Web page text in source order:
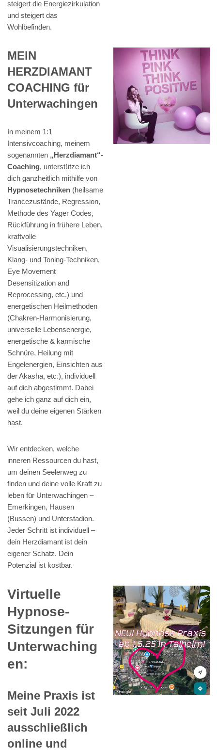
steigert die Energiezirkulation
und steigert das
Wohlbefinden.
MEIN
HERZDIAMANT
COACHING für
Unterwachingen
In meinem 1:1
Intensivcoaching, meinem
sogenannten „Herzdiamant“-
Coaching, unterstütze ich
dich ganzheitlich mithilfe von
Hypnosetechniken (heilsame
Trancezustände, Regression,
Methode des Yager Codes,
Rückführung in frühere Leben,
kraftvolle
Visualisierungstechniken,
Klang- und Toning-Techniken,
Eye Movement
Desensitization and
Reprocessing, etc.) und
energetischen Heilmethoden
(Chakren-Harmonisierung,
universelle Lebensenergie,
energetische & karmische
Schnüre, Heilung mit
Engelenergien, Einsichten aus
der Akasha, etc.), individuell
auf dich abgestimmt. Dabei
gehe ich ganz auf dich ein,
weil du deine eigenen Stärken
hast.
Wir entdecken, welche
inneren Ressourcen du hast,
um deinen Seelenweg zu
finden und deine volle Kraft zu
leben für Unterwachingen –
Emerkingen, Hausen
(Bussen) und Unterstadion.
Jeder Schritt ist individuell –
dein Herzdiamant ist dein
eigener Schatz. Dein
Potenzial ist kostbar.
Virtuelle
Hypnose-
Sitzungen für
Unterwaching
en:
Meine Praxis ist
seit Juli 2022
ausschließlich
online und